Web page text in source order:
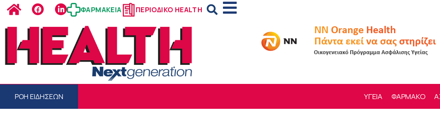
ΦΑΡΜΑΚΕΙΑ ΠΕΡΙΟΔΙΚΟ HEALTH
ΡΟΗ ΕΙΔΗΣΕΩΝ ΥΓΕΙΑ ΦΑΡΜΑΚΟ